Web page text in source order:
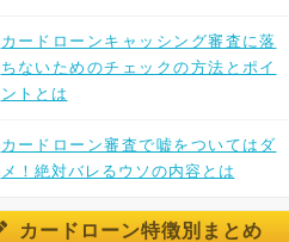
カードローンキャッシング審査に落
ちないためのチェックの方法とポイ
ントとは
カードローン審査で嘘をついてはダ
メ！絶対バレるウソの内容とは
カードローン特徴別まとめ